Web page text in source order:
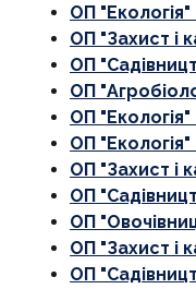
ОП
ОП "Захист і
ОП
ОП
ОП "Екологія"
ОП
ОП "Захист і
ОП
ОП
ОП "Захист і
ОП